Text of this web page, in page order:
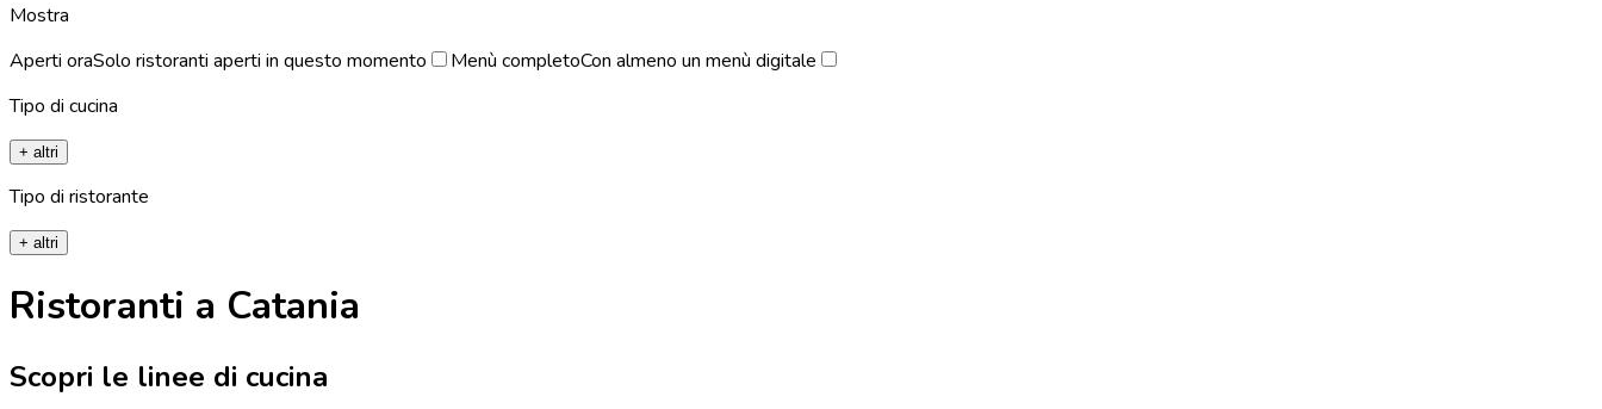
Mostra
Aperti oraSolo ristoranti aperti in questo momento Menù completoCon almeno un menù digitale
Tipo di cucina
+ altri
Tipo di ristorante
+ altri
Ristoranti a Catania
Scopri le linee di cucina